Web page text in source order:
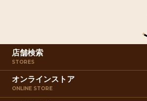
店舗検索
STORES
オンラインストア
ONLINE STORE